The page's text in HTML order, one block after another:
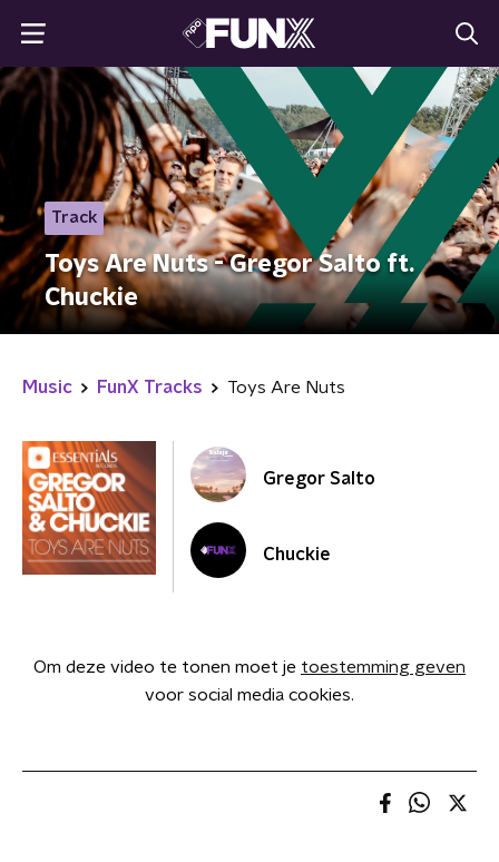
Track
Toys Are Nuts - Gregor Salto ft.
Chuckie
Music FunX Tracks Toys Are Nuts
Gregor Salto
Chuckie
Om deze video te tonen moet je toestemming geven
voor social media cookies.